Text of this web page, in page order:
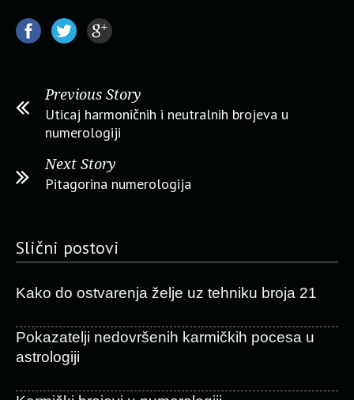
Previous Story
Uticaj harmoničnih i neutralnih brojeva u
numerologiji
Next Story
Pitagorina numerologija
Slični postovi
Kako do ostvarenja želje uz tehniku broja 21
Pokazatelji nedovršenih karmičkih pocesa u
astrologiji